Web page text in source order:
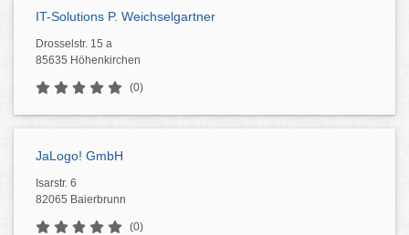
IT-Solutions P. Weichselgartner
Drosselstr. 15 a
85635 Höhenkirchen
(0)
JaLogo! GmbH
Isarstr. 6
82065 Baierbrunn
(0)